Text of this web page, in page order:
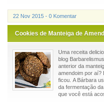
22 Nov 2015 - 0 Komentar
Cookies de Manteiga de
Uma receita
blog
anterior da
amendoim por aí?
ficou. A Bárbara
da fermentação
que você está